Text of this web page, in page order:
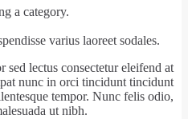
a category.
varius laoreet sodales.
lectus consectetur eleifend at
nunc in orci tincidunt tincidunt
tempor. Nunc felis odio,
ut nibh.